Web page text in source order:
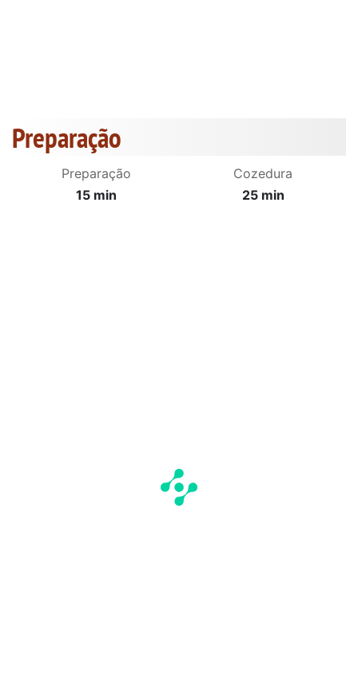
Preparação
Preparação
15 min
Cozedura
25 min